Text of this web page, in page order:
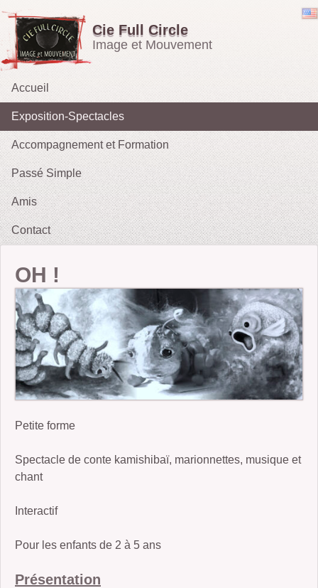
Cie Full Circle
Image et Mouvement
Accueil
Exposition-Spectacles
Emporté par le Vent
OH !
Les Rieurs : Galerie
Accompagnement et Formation
Passé Simple
2021 : Migrations
2015 :Le Tarot des Parques
2009-11 : Sans Issue
2010 : Le Tireur de Ficelles (fait sa Blanche Neige)
2006-07 : un froid de kronos
2005-07 : Les Enfants de la Bête
2004 : Braise
2005 : Le Roi Grenouille III et Voyage d’Hiver
2001 : Buckauer Bankett
1995 : Étude en Plastique
Amis
Contact
OH !
Petite forme
Spectacle de conte kamishibaï, marionnettes, musique et
chant
Interactif
Pour les enfants de 2 à 5 ans
Présentation